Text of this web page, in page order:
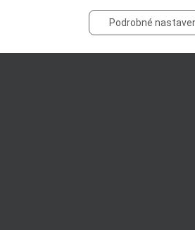
Podrobné